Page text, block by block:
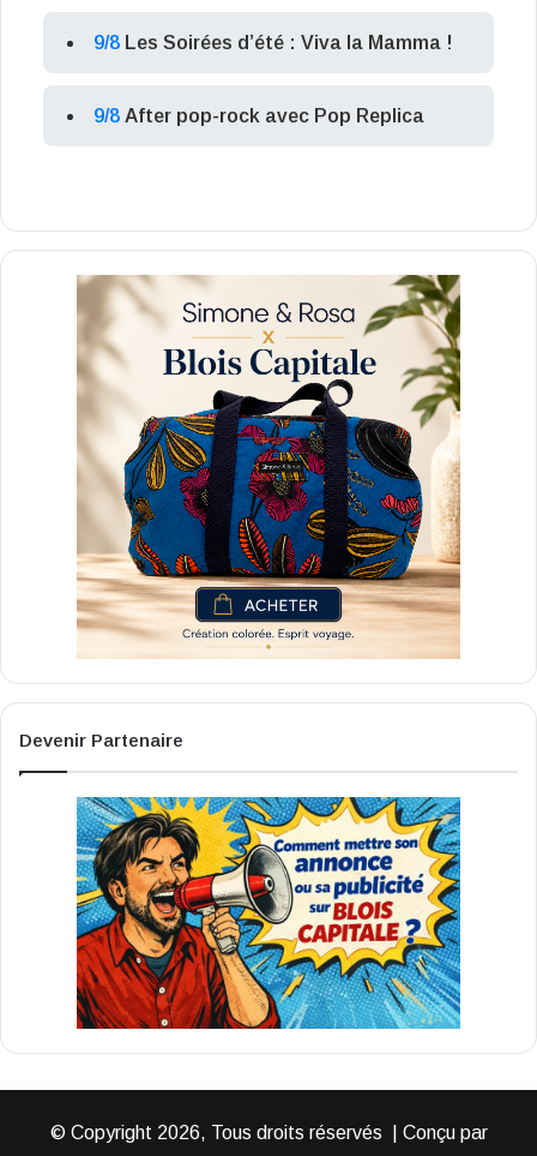
9/8 Les Soirées d’été : Viva la Mamma !
9/8 After pop-rock avec Pop Replica
Devenir Partenaire
© Copyright 2026, Tous droits réservés | Conçu par